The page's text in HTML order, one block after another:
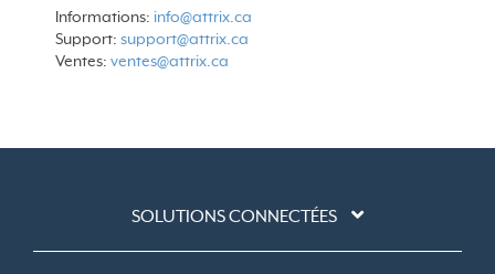
Informations: info@attrix.ca
Support: support@attrix.ca
Ventes: ventes@attrix.ca
SOLUTIONS CONNECTÉES